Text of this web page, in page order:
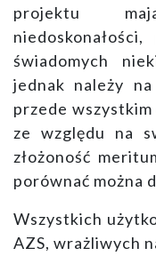
projektu
świadomych
jednak należy
przede
ze względu na
złożoność
porównać można
Wszystkich
AZS, wrażliwych